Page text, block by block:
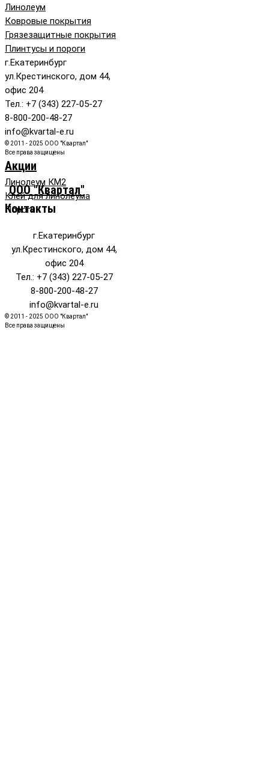
Линолеум
Ковровые покрытия
Грязезащитные покрытия
Плинтусы и пороги
г.Екатеринбург
ул.Крестинского, дом 44,
офис 204
Тел.: +7 (343) 227-05-27
8-800-200-48-27
info@kvartal-e.ru
© 2011 - 2025 ООО "Квартал"
Все права защищены
Акции
Линолеум КМ2
Клей для линолеума
Пороги
ООО "Квартал"
Контакты
г.Екатеринбург
ул.Крестинского, дом 44,
офис 204
Тел.: +7 (343) 227-05-27
8-800-200-48-27
info@kvartal-e.ru
© 2011 - 2025 ООО "Квартал"
Все права защищены